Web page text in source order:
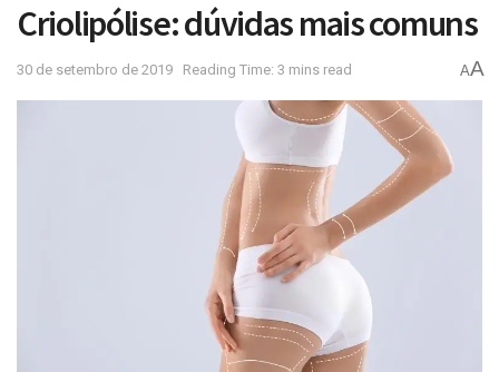
Criolipólise: dúvidas mais comuns
30 de setembro de 2019 Reading Time: 3 mins read AA